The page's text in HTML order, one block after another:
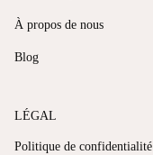
À propos de nous
Blog
LÉGAL
Politique de confidentialité